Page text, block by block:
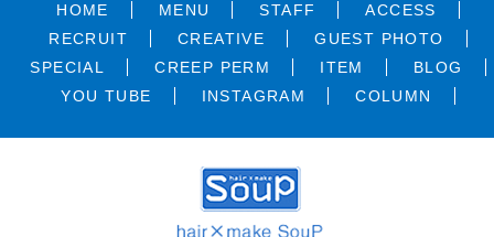
HOME MENU STAFF
ACCESS
RECRUIT
CREATIVE
GUEST PHOTO
SPECIAL
CREEP PERM ITEM
BLOG
YOU TUBE
INSTAGRAM COLUMN